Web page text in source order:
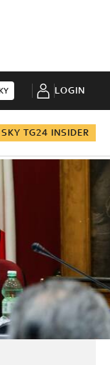
LOGIN
SKY TG24 INSIDER